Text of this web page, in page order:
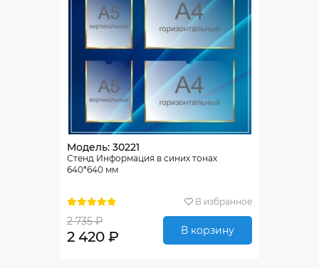
Модель: 30221
Стенд Информация в синих тонах
640*640 мм
В избранное
2 735 ₽
2 420 ₽ В корзину